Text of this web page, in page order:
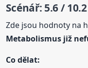
Scénář: 5.6 /
Zde jsou hodnoty na
Metabolismus již
Co dělat: